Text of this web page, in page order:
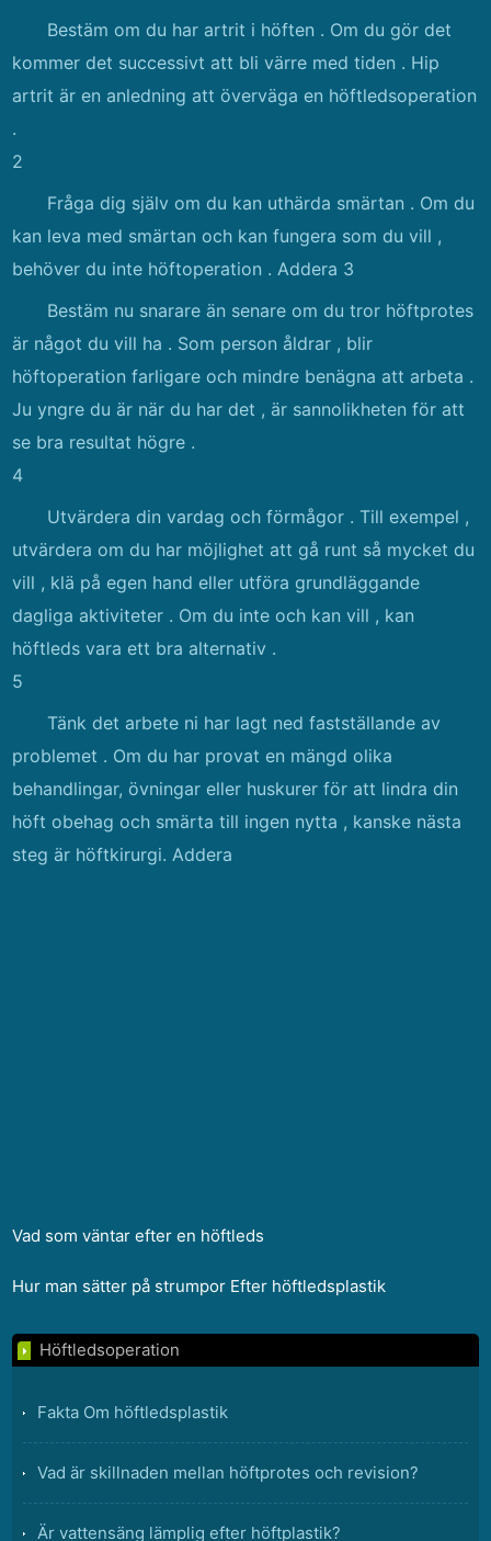
Bestäm om du har artrit i höften . Om du gör det
kommer det successivt att bli värre med tiden . Hip
artrit är en anledning att överväga en höftledsoperation
.
2
Fråga dig själv om du kan uthärda smärtan . Om du
kan leva med smärtan och kan fungera som du vill ,
behöver du inte höftoperation . Addera 3
Bestäm nu snarare än senare om du tror höftprotes
är något du vill ha . Som person åldrar , blir
höftoperation farligare och mindre benägna att arbeta .
Ju yngre du är när du har det , är sannolikheten för att
se bra resultat högre .
4
Utvärdera din vardag och förmågor . Till exempel ,
utvärdera om du har möjlighet att gå runt så mycket du
vill , klä på egen hand eller utföra grundläggande
dagliga aktiviteter . Om du inte och kan vill , kan
höftleds vara ett bra alternativ .
5
Tänk det arbete ni har lagt ned fastställande av
problemet . Om du har provat en mängd olika
behandlingar, övningar eller huskurer för att lindra din
höft obehag och smärta till ingen nytta , kanske nästa
steg är höftkirurgi. Addera
Vad som väntar efter en höftleds
Hur man sätter på strumpor Efter höftledsplastik
Höftledsoperation
Fakta Om höftledsplastik
Vad är skillnaden mellan höftprotes och revision?
Är vattensäng lämplig efter höftplastik?